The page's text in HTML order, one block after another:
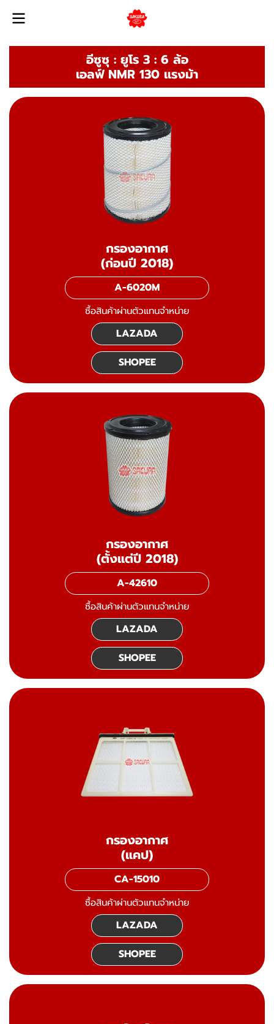
อีซูซุ : ยูโร 3 : 6 ล้อ
เอลฟ์ NMR 130 แรงม้า
กรองอากาศ
(ก่อนปี 2018)
A-6020M
ซื้อสินค้าผ่านตัวแทนจำหน่าย
LAZADA
SHOPEE
กรองอากาศ
(ตั้งแต่ปี 2018)
A-42610
ซื้อสินค้าผ่านตัวแทนจำหน่าย
LAZADA
SHOPEE
กรองอากาศ
(แคป)
CA-15010
ซื้อสินค้าผ่านตัวแทนจำหน่าย
LAZADA
SHOPEE